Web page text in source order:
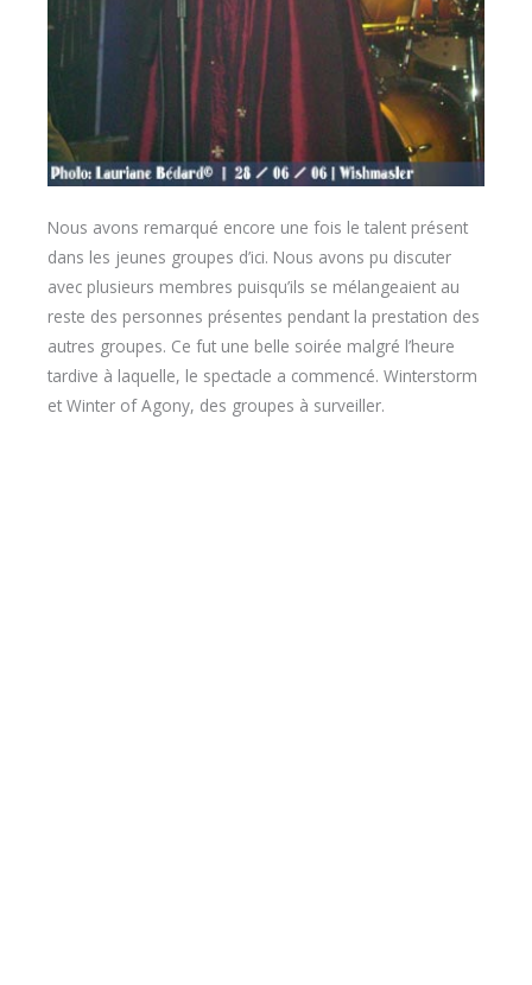
Nous avons remarqué encore une fois le talent présent
dans les jeunes groupes d’ici. Nous avons pu discuter
avec plusieurs membres puisqu’ils se mélangeaient au
reste des personnes présentes pendant la prestation des
autres groupes. Ce fut une belle soirée malgré l’heure
tardive à laquelle, le spectacle a commencé. Winterstorm
et Winter of Agony, des groupes à surveiller.